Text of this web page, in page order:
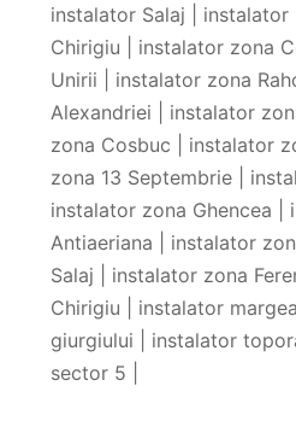
instalator Salaj |
Chirigiu | instalator zona
Unirii | instalator zona
Alexandriei | instalator
zona Cosbuc | instalator
zona 13 Septembrie |
instalator zona Ghencea |
Antiaeriana | instalator
Salaj | instalator zona
Chirigiu | instalator
giurgiului | instalator
sector 5 |